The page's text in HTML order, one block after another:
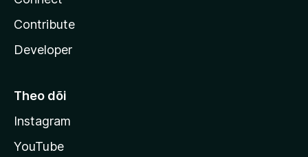
Contribute
Developer
Theo dõi
Instagram
YouTube